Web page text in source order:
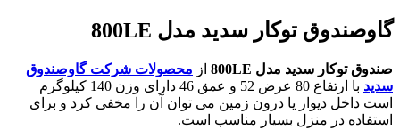
گاوصندوق توکار سدید مدل 800LE
صندوق توکار سدید مدل 800LE از محصولات شرکت گاوصندوق
سدید
با ارتفاع 80 عرض 52 و عمق 46 دارای وزن 140 کیلوگرم
است داخل دیوار یا درون زمین می توان آن را مخفی کرد و برای
استفاده در منزل بسیار مناسب است.